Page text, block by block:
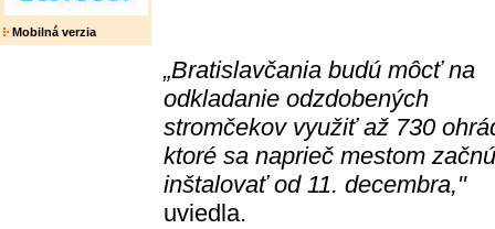
Mobilná verzia
„Bratislavčania budú môcť na
odkladanie odzdobených
stromčekov využiť až 730
ktoré sa naprieč mestom začnú
inštalovať od 11. decembra,"
uviedla.